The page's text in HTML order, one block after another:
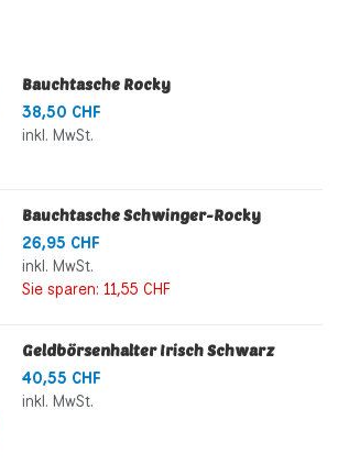
Bauchtasche Rocky
38,50 CHF
inkl. MwSt.
Bauchtasche Schwinger-Rocky
26,95 CHF
inkl. MwSt.
Sie sparen: 11,55 CHF
Geldbörsenhalter Irisch Schwarz
40,55 CHF
inkl. MwSt.